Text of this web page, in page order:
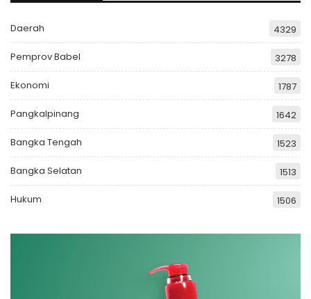
Daerah 4329
Pemprov Babel 3278
Ekonomi 1787
Pangkalpinang 1642
Bangka Tengah 1523
Bangka Selatan 1513
Hukum 1506